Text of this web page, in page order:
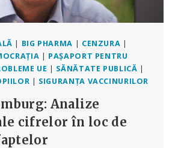
| BIG PHARMA | CENZURA |
| PAȘAPORT PENTRU
UE | SĂNĂTATE PUBLICĂ |
| SIGURANȚA VACCINURILOR
Analize
cifrelor în loc de